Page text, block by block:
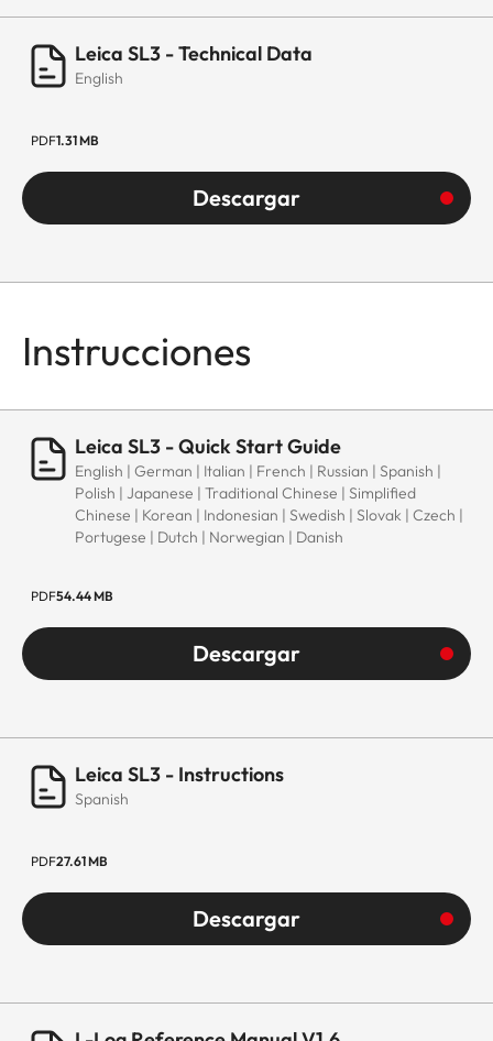
Leica SL3 - Technical Data
English
PDF1.31 MB
Descargar
Instrucciones
Leica SL3 - Quick Start Guide
English | German | Italian | French | Russian | Spanish |
Polish | Japanese | Traditional Chinese | Simplified
Chinese | Korean | Indonesian | Swedish | Slovak | Czech |
Portugese | Dutch | Norwegian | Danish
PDF54.44 MB
Descargar
Leica SL3 - Instructions
Spanish
PDF27.61 MB
Descargar